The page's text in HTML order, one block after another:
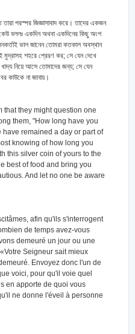
পরস্পর জিজ্ঞাসাবাদ করে। তাদের একজন
বললঃ একদিন অথবা একদিনের কিছু অংশ
ভাল জানেন তোমরা কতকাল অবস্থান
মুদ্রাসহ শহরে প্রেরণ কর; সে যেন দেখে
নিয়ে আসে তোমাদের জন্য; সে যেন
কাউকে না জানায়।
that they might question one
them, "How long have you
have remained a day or part of
knowing of how long you
this silver coin of yours to the
best of food and bring you
And let no one be aware
afin qu'ils s'interrogent
de temps avez-vous
demeuré un jour ou une
Seigneur sait mieux
Envoyez donc l'un de
voici, pour qu'il voie quel
en apporte de quoi vous
ne donne l'éveil à personne